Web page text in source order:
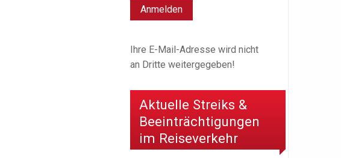
Ihre E-Mail-Adresse wird nicht
an Dritte weitergegeben!
Aktuelle Streiks &
Beeinträchtigungen
im Reiseverkehr